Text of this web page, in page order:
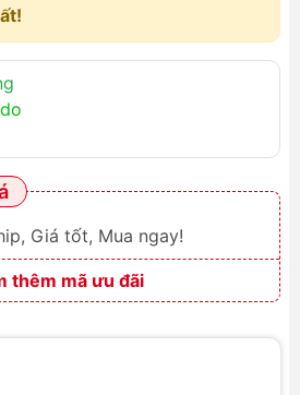
Giá tốt, Mua ngay!
thêm mã ưu đãi